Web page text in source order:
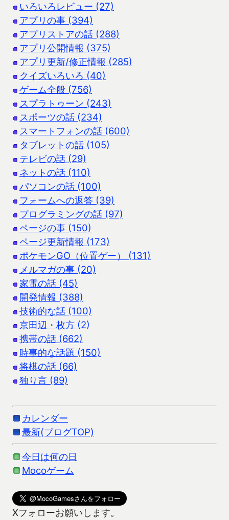
いろいろレビュー (27)
アプリの事 (394)
アプリストアの話 (288)
アプリ公開情報 (375)
アプリ更新/修正情報 (285)
クイズいろいろ (40)
ゲーム全般 (756)
スプラトゥーン (243)
スポーツの話 (234)
スマートフォンの話 (600)
タブレットの話 (105)
テレビの話 (29)
ネットの話 (110)
パソコンの話 (100)
フォームへの返答 (39)
プログラミングの話 (97)
ページの事 (150)
ページ更新情報 (173)
ポケモンGO（位置ゲー） (131)
メルマガの事 (20)
家電の話 (45)
開発情報 (388)
技術的な話 (100)
京田辺・枚方 (2)
携帯の話 (662)
時事的な話題 (150)
将棋の話 (66)
独り言 (89)
カレンダー
最新(ブログTOP)
今日は何の日
Mocoゲーム
Xフォローお願いします。